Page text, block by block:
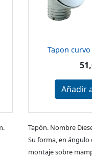
Tapon
Añadir
Tapón. Nombre
Su forma, en ángulo
montaje sobre